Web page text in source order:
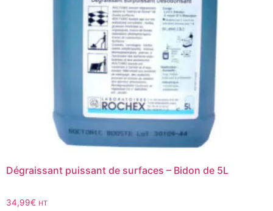
Dégraissant puissant de surfaces – Bidon de 5L
34,99€ HT